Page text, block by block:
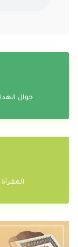
جوال
المقرآة